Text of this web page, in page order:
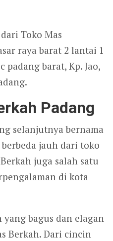
Toko Mas
raya barat 2 lantai 1
padang barat, Kp. Jao,
Padang
selanjutnya bernama
jauh dari toko
juga salah satu
di kota
bagus dan elagan
Berkah. Dari cincin